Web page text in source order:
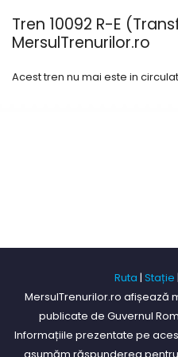
Tren 10092 R-E
MersulTrenurilor.ro
Acest tren nu mai este in
Ruta | Stație |
MersulTrenurilor.ro afișează
publicate de Guvernul
Informațiile prezentate pe